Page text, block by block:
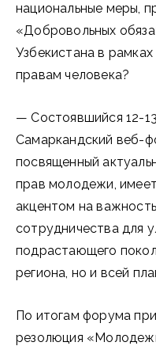
национальные меры,
«Добровольных
Узбекистана в
правам человека?
— Состоявшийся 12-
Самаркандский веб-
посвященный
прав молодежи,
акцентом на
сотрудничества для
подрастающего
региона, но и всей
По итогам форума
резолюция